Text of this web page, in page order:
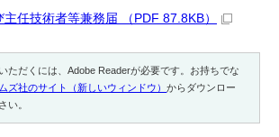
任技術者等兼務届 （PDF 87.8KB）
ただくには、Adobe Readerが必要です。お持ちでな
ズ社のサイト（新しいウィンドウ）からダウンロー
い。